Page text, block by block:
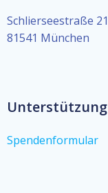
Schlierseestraße 21
81541 München
Unterstützung
Spendenformular